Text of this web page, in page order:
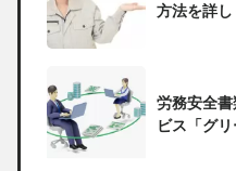
方法を詳し
労務安全
ビス「グ